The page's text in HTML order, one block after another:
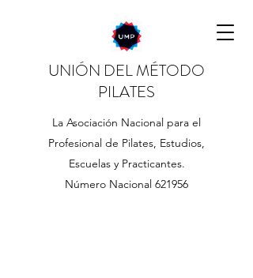
UNIÓN DEL MÉTODO
PILATES
La Asociación Nacional para el
Profesional de Pilates, Estudios,
Escuelas y Practicantes.
Número Nacional 621956